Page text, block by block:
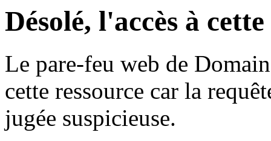
Désolé, l'accès à
Le pare-feu web de
cette ressource car la
jugée suspicieuse.